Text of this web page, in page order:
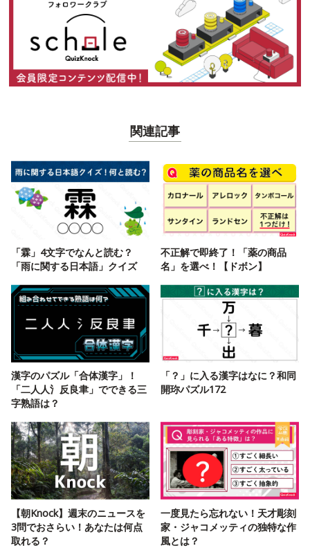
関連記事
「霖」4文字でなんと読む？
「雨に関する日本語」クイズ
不正解で即終了！「薬の商品
名」を選べ！【ドボン】
漢字のパズル「合体漢字」！
「二人人氵反良聿」でできる三
字熟語は？
「？」に入る漢字はなに？和同
開珎パズル172
【朝Knock】週末のニュースを
3問でおさらい！あなたは何点
取れる？
一度見たら忘れない！天才彫刻
家・ジャコメッティの独特な作
風とは？